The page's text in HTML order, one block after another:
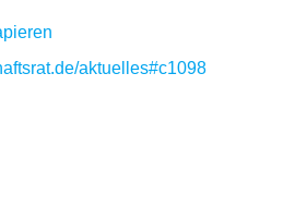
aktuelles#c1098